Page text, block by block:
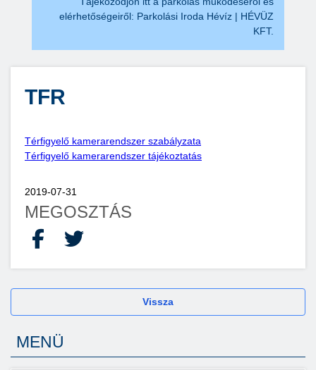
elérhetőségeiről: Parkolási Iroda Hévíz | HÉVÜZ
KFT.
TFR
Térfigyelő kamerarendszer szabályzata
Térfigyelő kamerarendszer tájékoztatás
2019-07-31
MEGOSZTÁS
Facebook
X
Vissza
MENÜ